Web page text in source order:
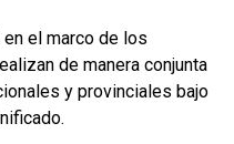
el marco de los
de manera conjunta
y provinciales bajo